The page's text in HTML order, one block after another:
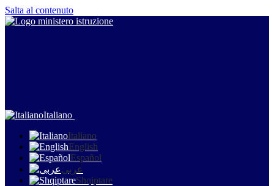
Salta al contenuto
Italiano
Italiano
English
Español
عربى
Shqiptare